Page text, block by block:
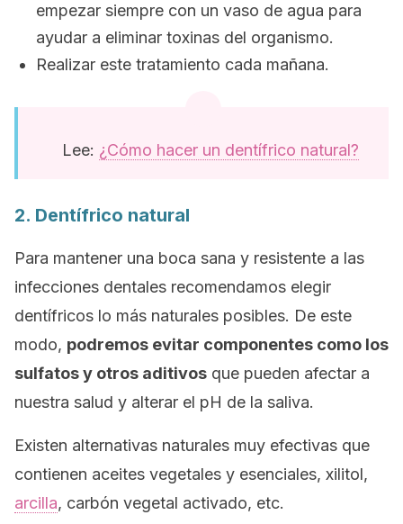
empezar siempre con un vaso de agua para
ayudar a eliminar toxinas del organismo.
Realizar este tratamiento cada mañana.
Lee: ¿Cómo hacer un dentífrico natural?
2. Dentífrico natural
Para mantener una boca sana y resistente a las
infecciones dentales recomendamos elegir
dentífricos lo más naturales posibles. De este
modo, podremos evitar componentes como los
sulfatos y otros aditivos que pueden afectar a
nuestra salud y alterar el pH de la saliva.
Existen alternativas naturales muy efectivas que
contienen aceites vegetales y esenciales, xilitol,
arcilla, carbón vegetal activado, etc.